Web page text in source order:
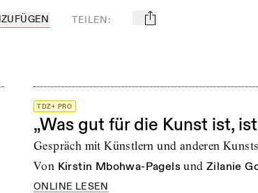
TEILEN: mail
TDZ+ PRO
„Was gut für die Kunst ist,
Gespräch mit Künstlern und anderen
von Kirstin Mbohwa-Pagels und Zilanie
ONLINE LESEN